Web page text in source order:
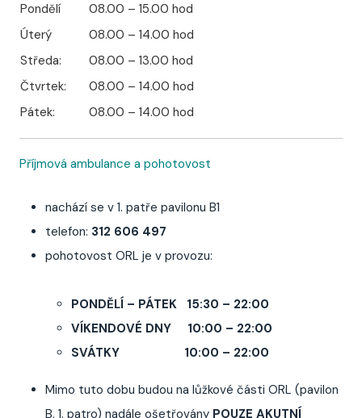
Pondělí
08.00 – 15.00 hod
Úterý
08.00 – 14.00 hod
Středa:
08.00 – 13.00 hod
Čtvrtek:
08.00 – 14.00 hod
Pátek:
08.00 – 14.00 hod
Příjmová ambulance a pohotovost
nachází se v 1. patře pavilonu B1
telefon: 312 606 497
pohotovost ORL je v provozu:
PONDĚLÍ – PÁTEK 15:30 – 22:00
VÍKENDOVÉ DNY 10:00 – 22:00
SVÁTKY 10:00 – 22:00
Mimo tuto dobu budou na lůžkové části ORL (pavilon
B, 1. patro) nadále ošetřovány POUZE AKUTNÍ